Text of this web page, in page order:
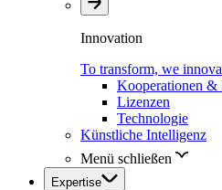
Innovation
To transform, we
Kooperationen &
Lizenzen
Technologie
Künstliche Intelligenz
Menü schließen
Expertise